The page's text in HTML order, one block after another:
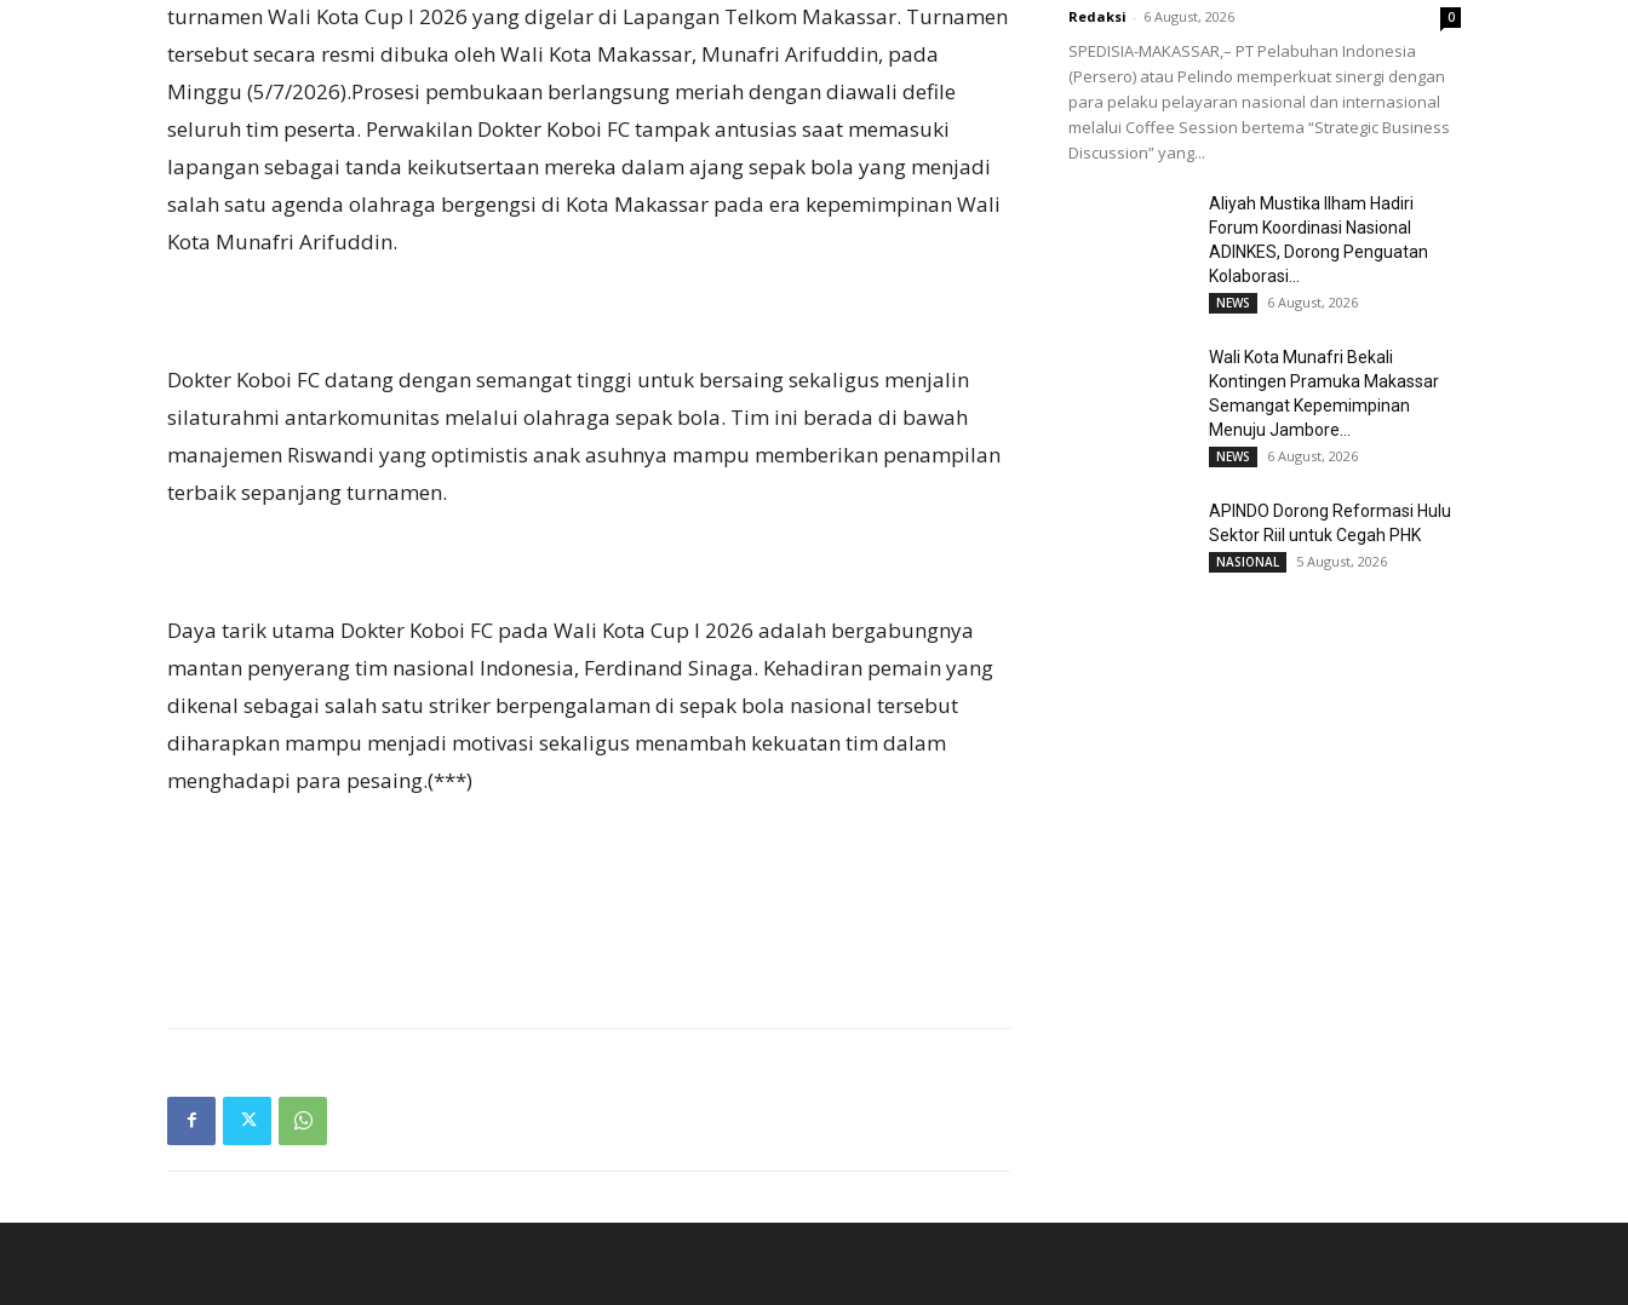
turnamen Wali Kota Cup I 2026 yang digelar di Lapangan Telkom Makassar. Turnamen
tersebut secara resmi dibuka oleh Wali Kota Makassar, Munafri Arifuddin, pada
Minggu (5/7/2026).Prosesi pembukaan berlangsung meriah dengan diawali defile
seluruh tim peserta. Perwakilan Dokter Koboi FC tampak antusias saat memasuki
lapangan sebagai tanda keikutsertaan mereka dalam ajang sepak bola yang menjadi
salah satu agenda olahraga bergengsi di Kota Makassar pada era kepemimpinan Wali
Kota Munafri Arifuddin.
Dokter Koboi FC datang dengan semangat tinggi untuk bersaing sekaligus menjalin
silaturahmi antarkomunitas melalui olahraga sepak bola. Tim ini berada di bawah
manajemen Riswandi yang optimistis anak asuhnya mampu memberikan penampilan
terbaik sepanjang turnamen.
Daya tarik utama Dokter Koboi FC pada Wali Kota Cup I 2026 adalah bergabungnya
mantan penyerang tim nasional Indonesia, Ferdinand Sinaga. Kehadiran pemain yang
dikenal sebagai salah satu striker berpengalaman di sepak bola nasional tersebut
diharapkan mampu menjadi motivasi sekaligus menambah kekuatan tim dalam
menghadapi para pesaing.(***)
Redaksi - 6 August, 2026 0
SPEDISIA-MAKASSAR,– PT Pelabuhan Indonesia
(Persero) atau Pelindo memperkuat sinergi dengan
para pelaku pelayaran nasional dan internasional
melalui Coffee Session bertema “Strategic Business
Discussion” yang...
Aliyah Mustika Ilham Hadiri
Forum Koordinasi Nasional
ADINKES, Dorong Penguatan
Kolaborasi...
NEWS 6 August, 2026
Wali Kota Munafri Bekali
Kontingen Pramuka Makassar
Semangat Kepemimpinan
Menuju Jambore...
NEWS 6 August, 2026
APINDO Dorong Reformasi Hulu
Sektor Riil untuk Cegah PHK
NASIONAL 5 August, 2026